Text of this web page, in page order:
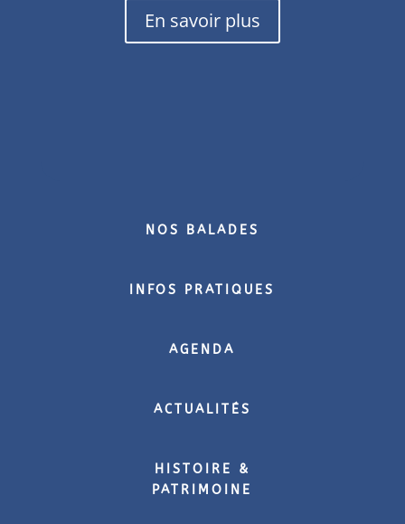
En savoir plus
NOS BALADES
INFOS PRATIQUES
AGENDA
ACTUALITÉS
HISTOIRE &
PATRIMOINE